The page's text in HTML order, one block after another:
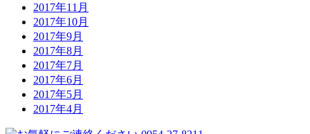
2017年11月
2017年10月
2017年9月
2017年8月
2017年7月
2017年6月
2017年5月
2017年4月